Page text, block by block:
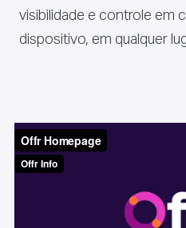
visibilidade e controle em
dispositivo, em qualquer